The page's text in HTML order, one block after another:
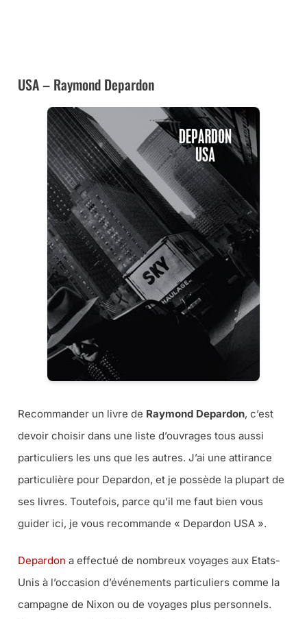
USA – Raymond Depardon
Recommander un livre de Raymond Depardon, c’est
devoir choisir dans une liste d’ouvrages tous aussi
particuliers les uns que les autres. J’ai une attirance
particulière pour Depardon, et je possède la plupart de
ses livres. Toutefois, parce qu’il me faut bien vous
guider ici, je vous recommande « Depardon USA ».
Depardon a effectué de nombreux voyages aux Etats-
Unis à l’occasion d’événements particuliers comme la
campagne de Nixon ou de voyages plus personnels.